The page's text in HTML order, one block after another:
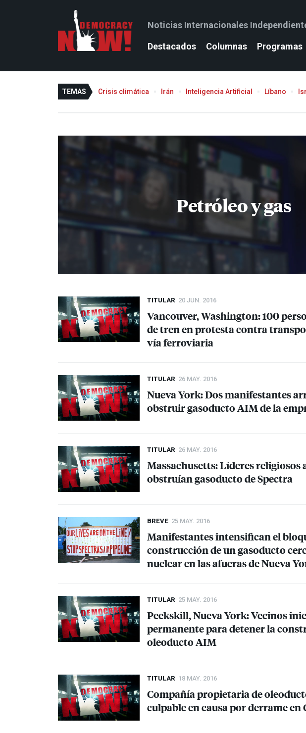
Noticias Internacionales
Destacados Columnas Programas
TEMAS Crisis climática Irán Inteligencia Artificial Líbano
Petróleo y gas
TITULAR 20 JUN. 2016
Vancouver, Washington: 100
de tren en protesta contra
vía ferroviaria
TITULAR 26 MAY. 2016
Nueva York: Dos manifestantes
obstruir gasoductoAIMde la
TITULAR 26 MAY. 2016
Massachusetts: Líderes
obstruían gasoducto de Spectra
BREVE 25 MAY. 2016
Manifestantes intensifican el
construcción de un gasoducto
nuclear en las afueras de Nueva
TITULAR 25 MAY. 2016
Peekskill, Nueva York: Vecinos
permanente para detener la
oleoductoAIM
TITULAR 18 MAY. 2016
Compañía propietaria de
culpable en causa por derrame